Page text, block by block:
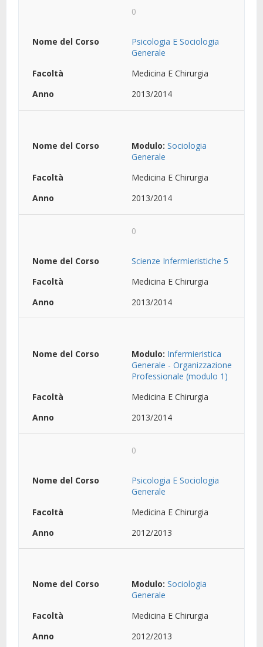
0
Psicologia E Sociologia
Generale
Medicina E Chirurgia
2013/2014
Modulo: Sociologia
Generale
Medicina E Chirurgia
2013/2014
0
Scienze Infermieristiche 5
Medicina E Chirurgia
2013/2014
Modulo: Infermieristica
Generale - Organizzazione
Professionale (modulo 1)
Medicina E Chirurgia
2013/2014
0
Psicologia E Sociologia
Generale
Medicina E Chirurgia
2012/2013
Modulo: Sociologia
Generale
Medicina E Chirurgia
2012/2013